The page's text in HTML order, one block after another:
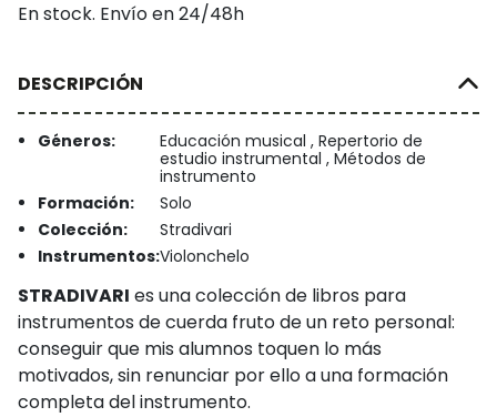
En stock. Envío en 24/48h
DESCRIPCIÓN
Géneros:
Educación musical , Repertorio de
estudio instrumental , Métodos de
instrumento
Formación:
Solo
Colección:
Stradivari
Instrumentos:Violonchelo
STRADIVARI es una colección de libros para
instrumentos de cuerda fruto de un reto personal:
conseguir que mis alumnos toquen lo más
motivados, sin renunciar por ello a una formación
completa del instrumento.